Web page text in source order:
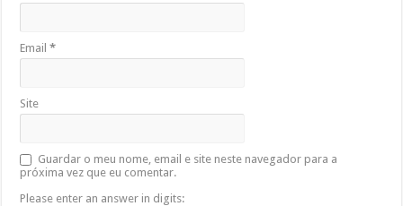
Email*
Site
Guardar o meu nome, email e site neste navegador para a
próxima vez que eu comentar.
Please enter an answer in digits: